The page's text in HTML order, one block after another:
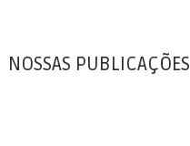
NOSSAS PUBLICAÇÕES